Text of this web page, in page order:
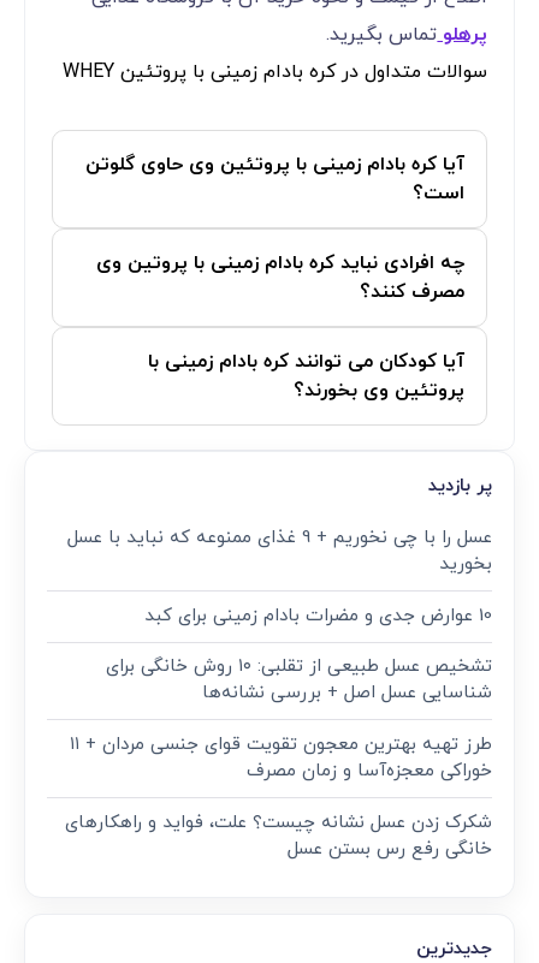
پرهلوتماس بگیرید.
سوالات متداول در کره بادام زمینی با پروتئین WHEY
آیا کره بادام زمینی با پروتئین وی حاوی گلوتن
است؟
چه افرادی نباید کره بادام زمینی با پروتین وی
مصرف کنند؟
آیا کودکان می توانند کره بادام زمینی با
پروتئین وی بخورند؟
پر بازدید
عسل را با چی نخوریم + 9 غذای ممنوعه که نباید با عسل
بخورید
10 عوارض جدی و مضرات بادام زمینی برای کبد
تشخیص عسل طبیعی از تقلبی: ۱۰ روش خانگی برای
شناسایی عسل اصل + بررسی نشانه‌ها
طرز تهیه بهترین معجون تقویت قوای جنسی مردان + ۱۱
خوراکی معجزه‌آسا و زمان مصرف
شکرک زدن عسل نشانه چیست؟ علت، فواید و راهکارهای
خانگی رفع رس بستن عسل
جدیدترین